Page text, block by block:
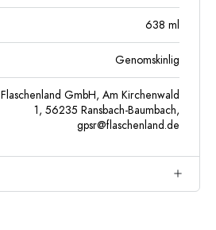
638 ml
Genomskinlig
Flaschenland GmbH, Am Kirchenwald
1, 56235 Ransbach-Baumbach,
gpsr@flaschenland.de